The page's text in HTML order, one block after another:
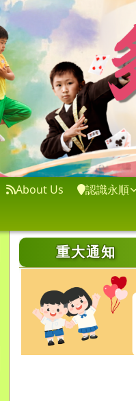
About Us 認識永順
上中區域內容
重大通知